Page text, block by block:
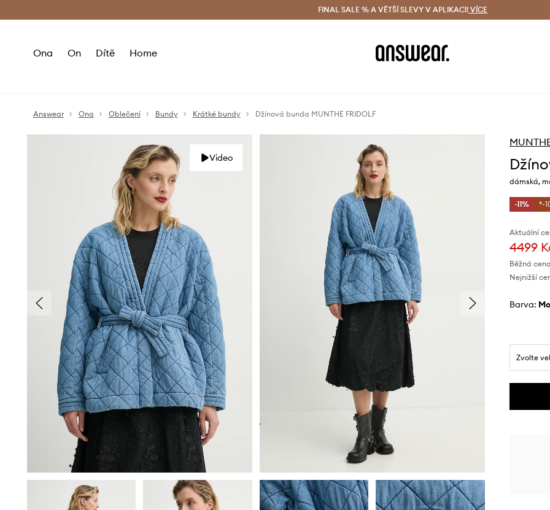
Doručení a vrácení zdarma (od 1800 Kč) Doručení i do 24 h
FINAL SALE % A VĚTŠÍ SLEVY V APLIKACI! VÍCE
Ona On Dítě Home
Answear Ona Oblečení Bundy Krátké bundy Džínová bunda MUNTHE FRIDOLF
Video
dámská,
-11% *-
Aktuální
4499
Běžná
Nejnižší
Barva:
Zvolte